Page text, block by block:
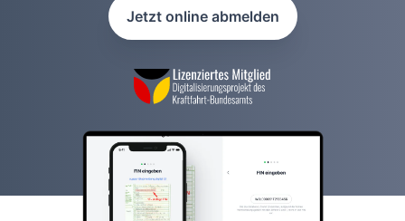
Jetzt online abmelden